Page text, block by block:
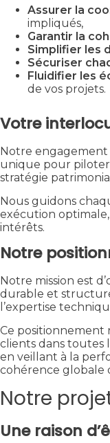
Assurer la
impliqués,
Garantir la
Simplifier les
Sécuriser
Fluidifier les
de vos projets.
Votre
Notre
unique pour
stratégie
Nous guidons
exécution
intérêts.
Notre
Notre mission est
durable et
l’expertise
Ce positionnement
clients dans toutes
en veillant à la
cohérence globale
Notre
Une raison